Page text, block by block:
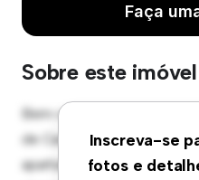
Faça
Sobre este imóvel
Inscreva-se
fotos e
Bem-vindo ao seu novo
de Carvalho - Vila Olímpia
apartamento de 2 quartos